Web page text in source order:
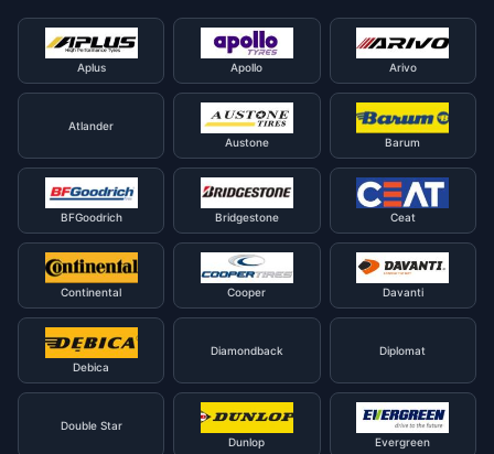
Aplus Apollo Arivo
Atlander
Austone
Barum
BFGoodrich Bridgestone Ceat
Continental Cooper Davanti
Debica
Diamondback Diplomat
Double Star
Dunlop
Evergreen